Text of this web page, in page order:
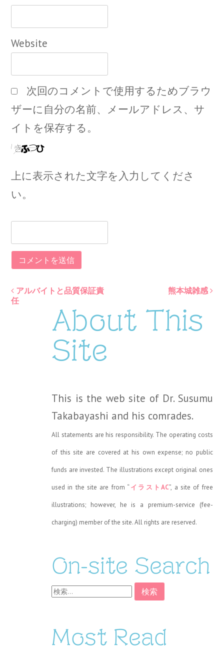
Website
次回のコメントで使用するためブラウ
ザーに自分の名前、メールアドレス、サ
イトを保存する。
上に表示された文字を入力してくださ
い。
Post
navigation
アルバイトと品質保証責
任
熊本城雑感
About This
Site
This is the web site of Dr. Susumu
Takabayashi and his comrades.
All statements are his responsibility. The operating costs
of this site are covered at his own expense; no public
funds are invested. The illustrations except original ones
used in the site are from “イラストAC”, a site of free
illustrations; however, he is a premium-service (fee-
charging) member of the site. All rights are reserved.
On-site Search
検
索:
Most Read